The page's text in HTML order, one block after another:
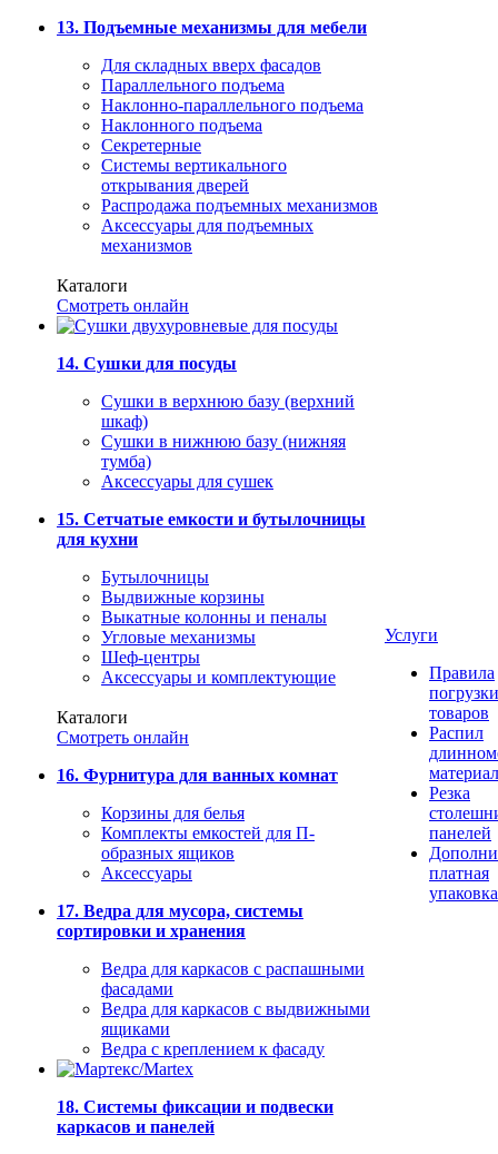
13. Подъемные механизмы для мебели
Для складных вверх фасадов
Параллельного подъема
Наклонно-параллельного подъема
Наклонного подъема
Секретерные
Системы вертикального
открывания дверей
Распродажа подъемных механизмов
Аксессуары для подъемных
механизмов
Каталоги
Смотреть онлайн
14. Сушки для посуды
Сушки в верхнюю базу (верхний
шкаф)
Сушки в нижнюю базу (нижняя
тумба)
Аксессуары для сушек
15. Сетчатые емкости и бутылочницы
для кухни
Бутылочницы
Выдвижные корзины
Выкатные колонны и пеналы
Угловые механизмы
Шеф-центры
Аксессуары и комплектующие
Каталоги
Смотреть онлайн
16. Фурнитура для ванных комнат
Корзины для белья
Комплекты емкостей для П-
образных ящиков
Аксессуары
17. Ведра для мусора, системы
сортировки и хранения
Ведра для каркасов с распашными
фасадами
Ведра для каркасов с выдвижными
ящиками
Ведра с креплением к фасаду
18. Системы фиксации и подвески
каркасов и панелей
Услуги
Правила
погрузки
товаров
Распил
Резка
панелей
платная
упаковка